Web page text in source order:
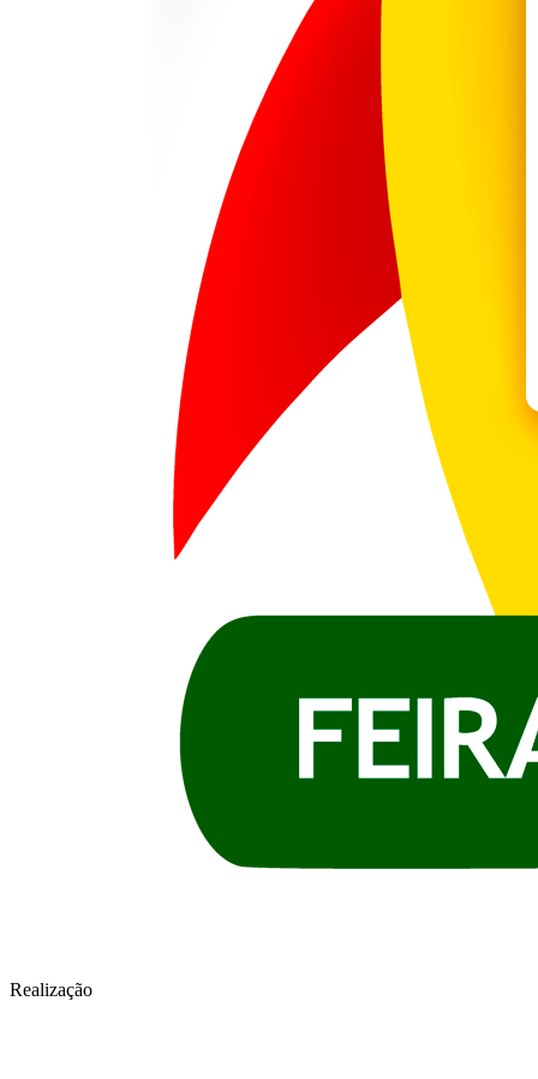
Realização